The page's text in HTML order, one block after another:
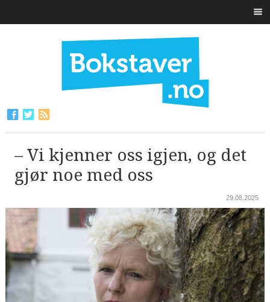
– Vi kjenner oss igjen, og det
gjør noe med oss
29.08.2025